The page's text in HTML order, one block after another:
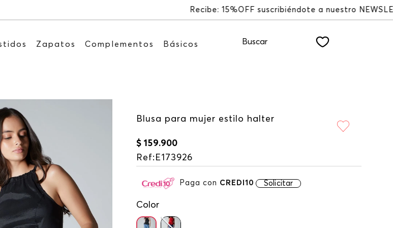
Zapatos Complementos Básicos Buscar
Blusa para mujer estilo halter
$ 159.900
Ref: E173926
Paga con CREDI10 Solicitar
Color